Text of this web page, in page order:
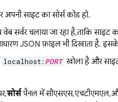
साइट का सोर्स कोड हो.
वेब सर्वर चलाया जा रहा है, ताकि साइट
JSON फ़ाइल भी दिखाता है. इसके
localhost: PORT खोला है और
सोर्सपैनल में सीएसएस, एचटीएमएल,